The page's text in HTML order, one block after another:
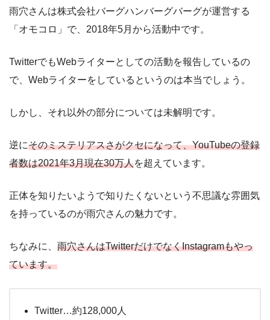
雨穴さんは株式会社バーグハンバーグバーグが運営する
「オモコロ」で、2018年5月から活動中です。
TwitterでもWebライターとしての活動を報告しているの
で、Webライターをしているというのは本当でしょう。
しかし、それ以外の部分については未解明です。
逆にそのミステリアスさがクセになって、YouTubeの登録
者数は2021年3月現在30万人を超えています。
正体を知りたいようで知りたくないという不思議な雰囲気
を持っているのが雨穴さんの魅力です。
ちなみに、 雨穴さんはTwitterだけでなくInstagramもやっ
ています。
Twitter…約128,000人